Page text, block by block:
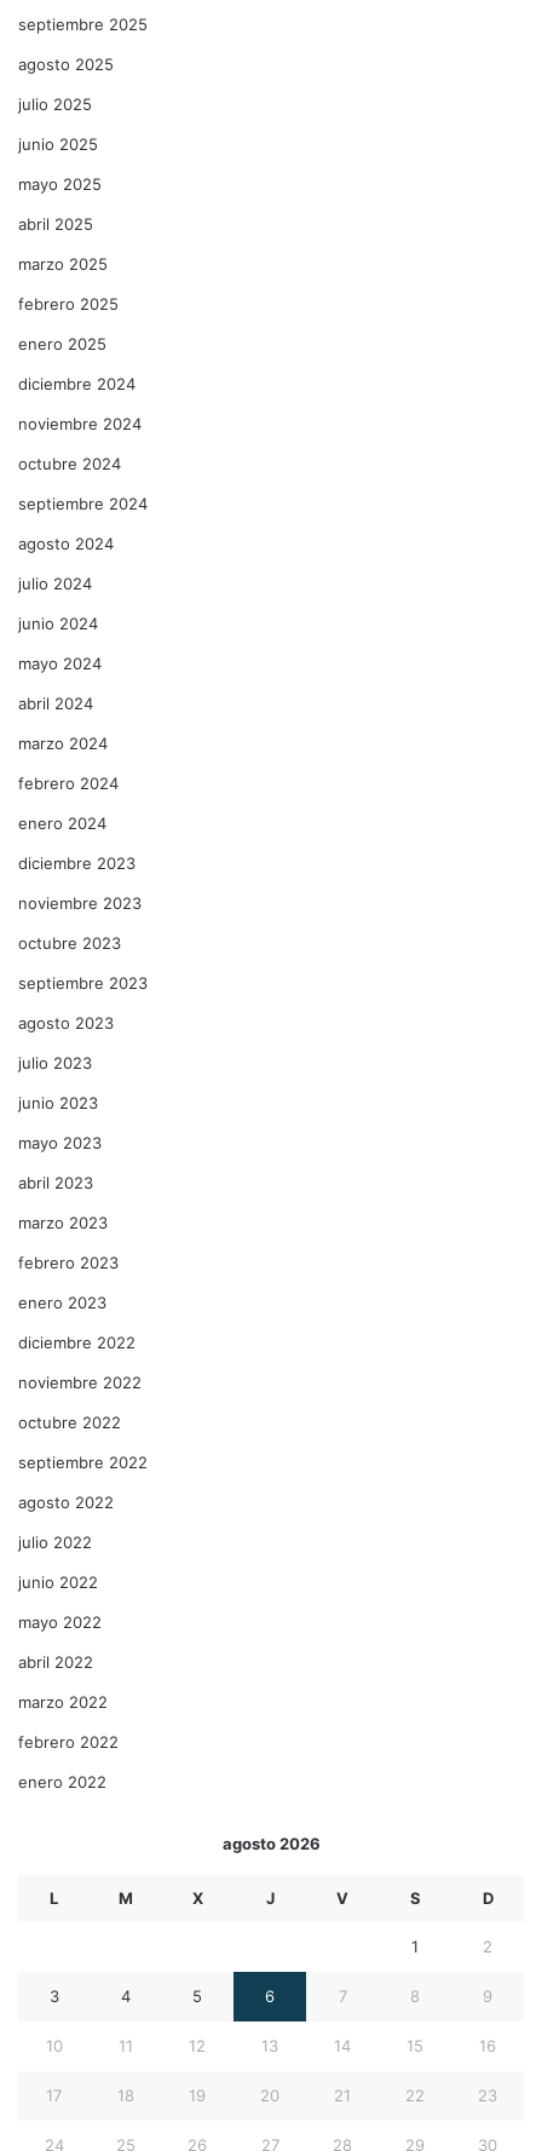
septiembre 2025
agosto 2025
julio 2025
junio 2025
mayo 2025
abril 2025
marzo 2025
febrero 2025
enero 2025
diciembre 2024
noviembre 2024
octubre 2024
septiembre 2024
agosto 2024
julio 2024
junio 2024
mayo 2024
abril 2024
marzo 2024
febrero 2024
enero 2024
diciembre 2023
noviembre 2023
octubre 2023
septiembre 2023
agosto 2023
julio 2023
junio 2023
mayo 2023
abril 2023
marzo 2023
febrero 2023
enero 2023
diciembre 2022
noviembre 2022
octubre 2022
septiembre 2022
agosto 2022
julio 2022
junio 2022
mayo 2022
abril 2022
marzo 2022
febrero 2022
enero 2022
agosto 2026
L M X J V S D
1 2
3 4 5 6 7 8 9
10 11 12 13 14 15 16
17 18 19 20 21 22 23
24 25 26 27 28 29 30